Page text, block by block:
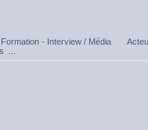
- Interview / Média
...